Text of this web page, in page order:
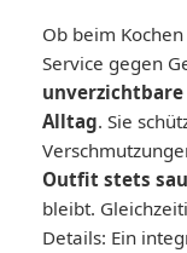
Ob beim
Service gegen
Alltag. Sie
Outfit stets
bleibt.
Details: Ein